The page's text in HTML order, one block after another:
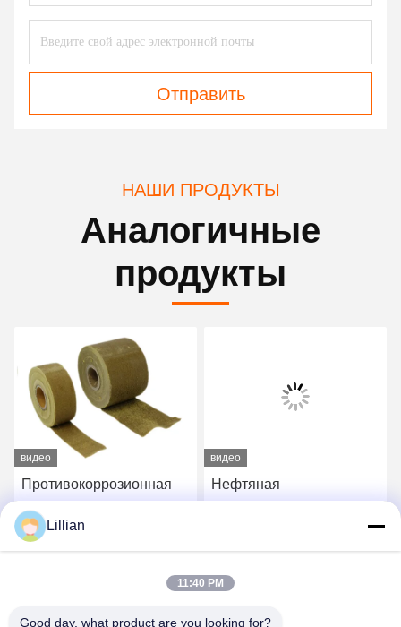
Отправить
НАШИ ПРОДУКТЫ
Аналогичные
продукты
видео
Противокоррозионная
лента из нетканого
петролата в объеме 1,5
кг на квадратный метр
Лучшая цена
видео
Нефтяная
антикоррозионная
трубопроводного
Лучшая цена
Lillian
11:40 PM
Good day, what product are you looking for?